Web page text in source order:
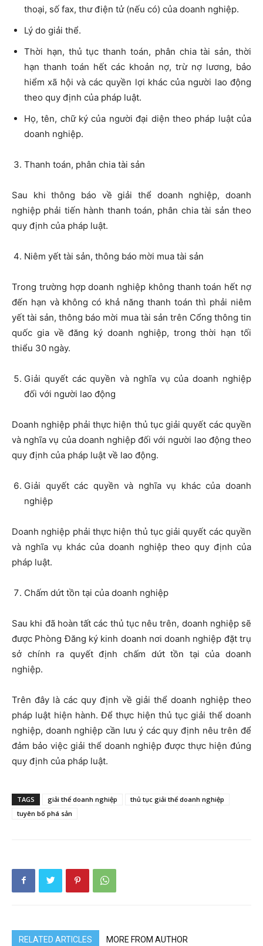
thoại, số fax, thư điện tử (nếu có) của doanh nghiệp.
Lý do giải thể.
Thời hạn, thủ tục thanh toán, phân chia tài sản, thời
hạn thanh toán hết các khoản nợ, trừ nợ lương, bảo
hiểm xã hội và các quyền lợi khác của người lao động
theo quy định của pháp luật.
Họ, tên, chữ ký của người đại diện theo pháp luật của
doanh nghiệp.
Thanh toán, phân chia tài sản
Sau khi thông báo về giải thể doanh nghiệp, doanh
nghiệp phải tiến hành thanh toán, phân chia tài sản theo
quy định của pháp luật.
Niêm yết tài sản, thông báo mời mua tài sản
Trong trường hợp doanh nghiệp không thanh toán hết nợ
đến hạn và không có khả năng thanh toán thì phải niêm
yết tài sản, thông báo mời mua tài sản trên Cổng thông tin
quốc gia về đăng ký doanh nghiệp, trong thời hạn tối
thiểu 30 ngày.
Giải quyết các quyền và nghĩa vụ của doanh nghiệp
đối với người lao động
Doanh nghiệp phải thực hiện thủ tục giải quyết các quyền
và nghĩa vụ của doanh nghiệp đối với người lao động theo
quy định của pháp luật về lao động.
Giải quyết các quyền và nghĩa vụ khác của doanh
nghiệp
Doanh nghiệp phải thực hiện thủ tục giải quyết các quyền
và nghĩa vụ khác của doanh nghiệp theo quy định của
pháp luật.
Chấm dứt tồn tại của doanh nghiệp
Sau khi đã hoàn tất các thủ tục nêu trên, doanh nghiệp sẽ
được Phòng Đăng ký kinh doanh nơi doanh nghiệp đặt trụ
sở chính ra quyết định chấm dứt tồn tại của doanh
nghiệp.
Trên đây là các quy định về giải thể doanh nghiệp theo
pháp luật hiện hành. Để thực hiện thủ tục giải thể doanh
nghiệp, doanh nghiệp cần lưu ý các quy định nêu trên để
đảm bảo việc giải thể doanh nghiệp được thực hiện đúng
quy định của pháp luật.
TAGS giải thể doanh nghiệp
thủ tục giải thể doanh nghiệp
tuyên bố phá sản
RELATED ARTICLES MORE FROM AUTHOR